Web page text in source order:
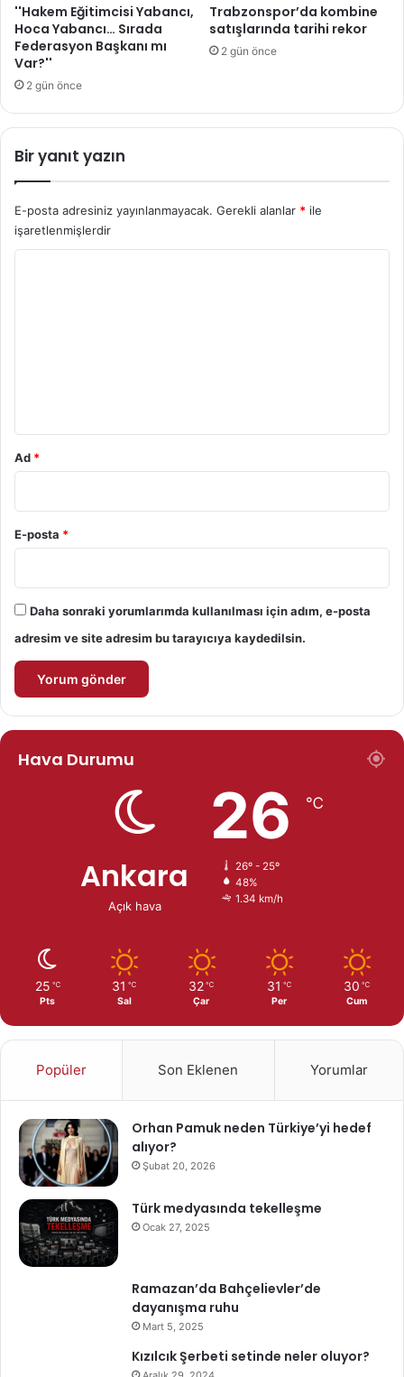
''Hakem Eğitimcisi Yabancı,
Hoca Yabancı… Sırada
Federasyon Başkanı mı
Var?''
2 gün önce
Trabzonspor’da kombine
satışlarında tarihi rekor
2 gün önce
Bir yanıt yazın
E-posta adresiniz yayınlanmayacak. Gerekli alanlar * ile
işaretlenmişlerdir
Ad *
E-posta *
Daha sonraki yorumlarımda kullanılması için adım, e-posta
adresim ve site adresim bu tarayıcıya kaydedilsin.
Hava Durumu
Ankara
Açık hava
26 ℃
26º - 25º
48%
1.34 km/h
25 ℃
Pts
31 ℃
Sal
32 ℃
Çar
31 ℃
Per
30 ℃
Cum
Popüler Son Eklenen Yorumlar
Orhan Pamuk neden Türkiye’yi hedef
alıyor?
Şubat 20, 2026
Türk medyasında tekelleşme
Ocak 27, 2025
Ramazan’da Bahçelievler’de
dayanışma ruhu
Mart 5, 2025
Kızılcık Şerbeti setinde neler oluyor?